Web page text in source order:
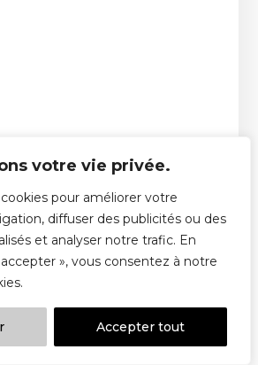
votre vie privée.
pour améliorer votre
diffuser des publicités ou des
et analyser notre trafic. En
», vous consentez à notre
Accepter tout